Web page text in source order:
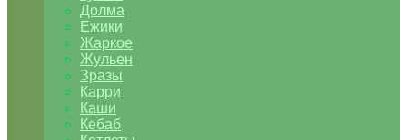
Долма
Ежики
Жаркое
Жульен
Зразы
Карри
Каши
Кебаб